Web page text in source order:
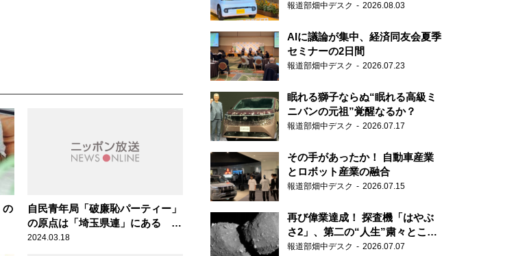
の
自民青年局「破廉恥パーティー」
の原点は「埼玉県連」にある 須
田慎一郎が指摘
2024.03.18
報道部畑中デスク 2026.08.03
AIに議論が集中、経済同友会夏季
セミナーの2日間
報道部畑中デスク 2026.07.23
眠れる獅子ならぬ“眠れる高級ミ
ニバンの元祖”覚醒なるか？
報道部畑中デスク 2026.07.17
その手があったか！ 自動車産業
とロボット産業の融合
報道部畑中デスク 2026.07.15
再び偉業達成！ 探査機「はやぶ
さ2」、第二の“人生”粛々とこな
す
報道部畑中デスク 2026.07.07